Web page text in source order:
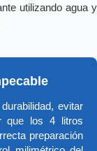
utilizando agua y
evitar
que los 4 litros
preparación